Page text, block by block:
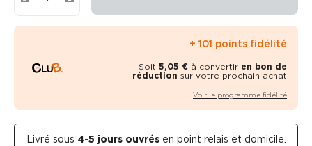
+ 101 points fidélité
Soit 5,05 € à convertir en bon de
réduction sur votre prochain achat
Voir le programme fidélité
Livré sous 4-5 jours ouvrésen point relais et domicile.